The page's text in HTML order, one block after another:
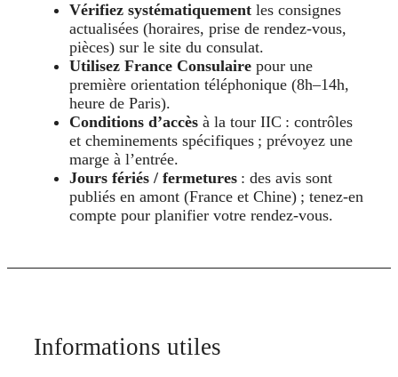
Vérifiez systématiquement les consignes
actualisées (horaires, prise de rendez-vous,
pièces) sur le site du consulat.
Utilisez France Consulaire pour une
première orientation téléphonique (8h–14h,
heure de Paris).
Conditions d’accès à la tour IIC : contrôles
et cheminements spécifiques ; prévoyez une
marge à l’entrée.
Jours fériés / fermetures : des avis sont
publiés en amont (France et Chine) ; tenez-en
compte pour planifier votre rendez-vous.
Informations utiles